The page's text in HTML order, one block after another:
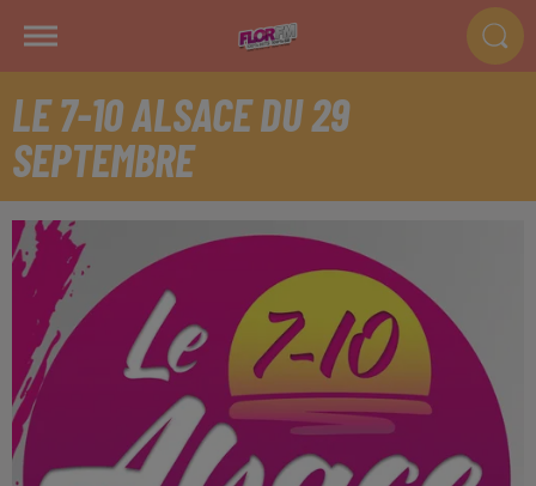
LE 7-10 ALSACE DU 29
SEPTEMBRE